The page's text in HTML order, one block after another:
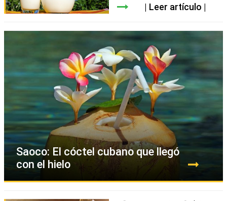
Leer artículo
Saoco: El cóctel cubano que llegó
con el hielo